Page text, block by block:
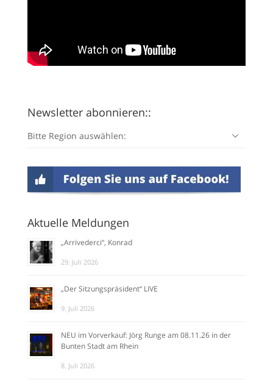
Newsletter abonnieren::
Bitte Region auswählen:
Aktuelle Meldungen
„Arrivederci“, Konrad
29. Juli 2026
„Der Sitzungspräsident“ LIVE
9. Juli 2026
NEU im Vorverkauf: Jörg Runge am 08.11.26 in der
Bunten Stadt am Rhein
8. Juli 2026